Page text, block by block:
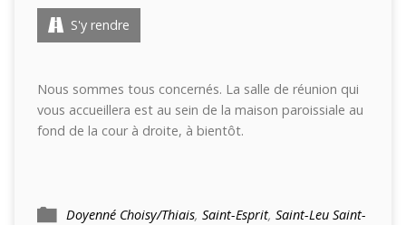
S'y rendre
Nous sommes tous concernés. La salle de réunion qui
vous accueillera est au sein de la maison paroissiale au
fond de la cour à droite, à bientôt.
Doyenné Choisy/Thiais, Saint-Esprit, Saint-Leu Saint-